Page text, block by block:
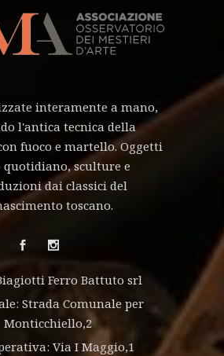
interamente a mano,
l'antica tecnica della
fuoco e martello. Oggetti
quotidiano, sculture e
dai classici del
toscano.
Ferro Battuto srl
Strada Comunale per
Monticchiello,2
Via I Maggio,1